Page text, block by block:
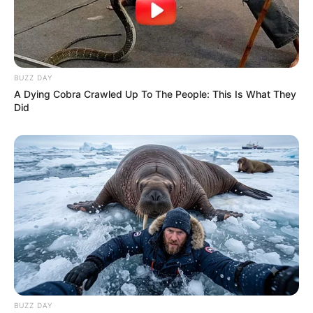
Adatvédelmi irányelvek
Általános Szerződési Feltételek
Rólunk
Test Page
Copyright © 2026Magyarvilag.com.
Powered by
BUZZ DAY
A Dying Cobra Crawled Up To The People: This Is What They
Did
BUZZ DAY